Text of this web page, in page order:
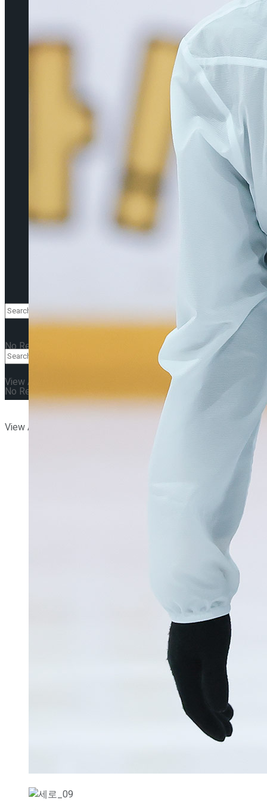
[인터뷰] “세계 어디에도 없던 새로운 형태의
공연이 될 것”, ‘나 혼자만 레벨업 on ICE’ 배우
Trending Tags
앙케이트
No Result
View All Result
[인터뷰] “세계 어디에도 없던 새로운 형태의
공연이 될 것”, ‘나 혼자만 레벨업 on ICE’ 배우
먼저보고왔습니다
No Result
View All Result